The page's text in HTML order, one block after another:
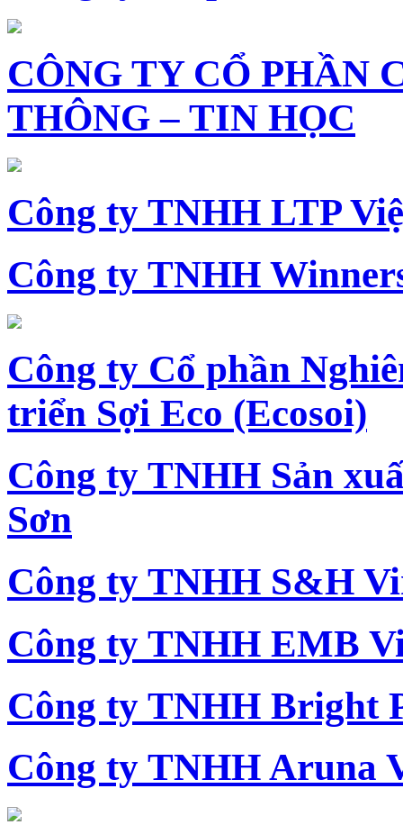
CÔNG TY CỔ PHẦN
THÔNG – TIN HỌC
Công ty TNHH LTP
Công ty TNHH
Công ty Cổ phần
triển Sợi Eco (Ecosoi)
Công ty TNHH Sản
Sơn
Công ty TNHH S&H
Công ty TNHH EMB
Công ty TNHH Bright
Công ty TNHH Aruna